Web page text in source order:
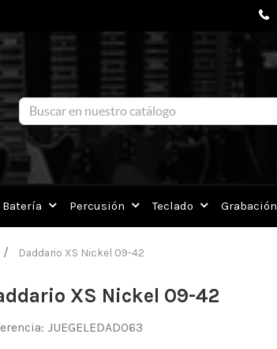
Batería Percusión Teclado Grabación
Daddario XS Nickel 09-42
XS Nickel 09-42
JUEGELEDAD063